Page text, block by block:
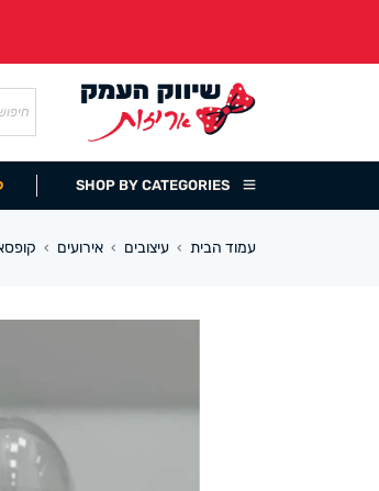
SHOP BY CATEGORIES
עמוד הבית › עיצובים › אירועים ›